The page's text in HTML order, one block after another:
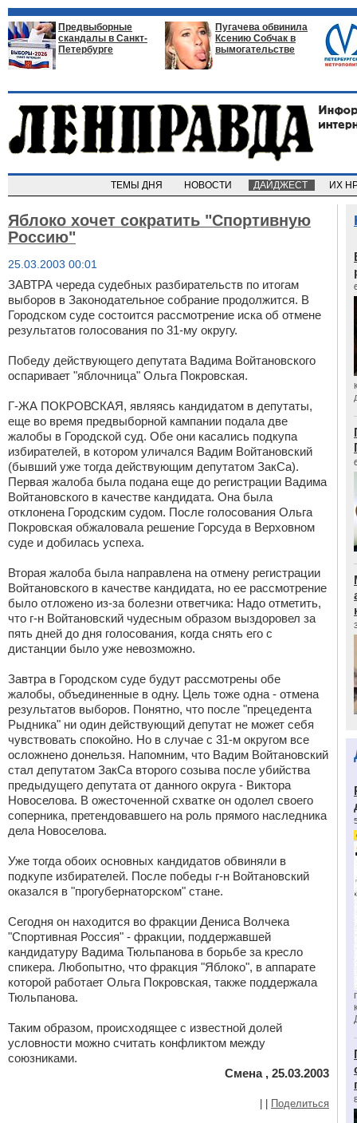
Предвыборные
скандалы в Санкт-
Петербурге
Пугачева обвинила
Ксению Собчак в
вымогательстве
ТЕМЫ ДНЯ НОВОСТИ ДАЙДЖЕСТ ИХ
Яблоко хочет сократить "Спортивную
Россию"
25.03.2003 00:01
ЗАВТРА череда судебных разбирательств по итогам
выборов в Законодательное собрание продолжится. В
Городском суде состоится рассмотрение иска об отмене
результатов голосования по 31-му округу.
Победу действующего депутата Вадима Войтановского
оспаривает "яблочница" Ольга Покровская.
Г-ЖА ПОКРОВСКАЯ, являясь кандидатом в депутаты,
еще во время предвыборной кампании подала две
жалобы в Городской суд. Обе они касались подкупа
избирателей, в котором уличался Вадим Войтановский
(бывший уже тогда действующим депутатом ЗакСа).
Первая жалоба была подана еще до регистрации Вадима
Войтановского в качестве кандидата. Она была
отклонена Городским судом. После голосования Ольга
Покровская обжаловала решение Горсуда в Верховном
суде и добилась успеха.
Вторая жалоба была направлена на отмену регистрации
Войтановского в качестве кандидата, но ее рассмотрение
было отложено из-за болезни ответчика: Надо отметить,
что г-н Войтановский чудесным образом выздоровел за
пять дней до дня голосования, когда снять его с
дистанции было уже невозможно.
Завтра в Городском суде будут рассмотрены обе
жалобы, объединенные в одну. Цель тоже одна - отмена
результатов выборов. Понятно, что после "прецедента
Рыдника" ни один действующий депутат не может себя
чувствовать спокойно. Но в случае с 31-м округом все
осложнено донельзя. Напомним, что Вадим Войтановский
стал депутатом ЗакСа второго созыва после убийства
предыдущего депутата от данного округа - Виктора
Новоселова. В ожесточенной схватке он одолел своего
соперника, претендовавшего на роль прямого наследника
дела Новоселова.
Уже тогда обоих основных кандидатов обвиняли в
подкупе избирателей. После победы г-н Войтановский
оказался в "прогубернаторском" стане.
Сегодня он находится во фракции Дениса Волчека
"Спортивная Россия" - фракции, поддержавшей
кандидатуру Вадима Тюльпанова в борьбе за кресло
спикера. Любопытно, что фракция "Яблоко", в аппарате
которой работает Ольга Покровская, также поддержала
Тюльпанова.
Таким образом, происходящее с известной долей
условности можно считать конфликтом между
союзниками.
Смена , 25.03.2003
Поделиться